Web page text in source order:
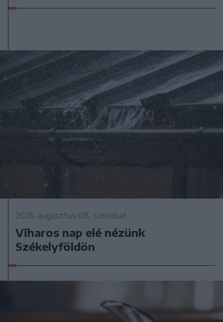
2026. augusztus 08., szombat
Viharos nap elé nézünk
Székelyföldön